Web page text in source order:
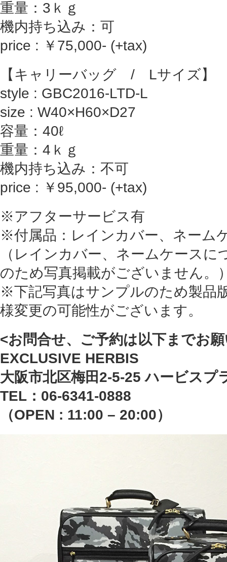
重量：3ｋｇ
機内持ち込み：可
price : ￥75,000- (+tax)
【キャリーバッグ / Lサイズ】
style : GBC2016-LTD-L
size : W40×H60×D27
容量：40ℓ
重量：4ｋｇ
機内持ち込み：不可
price : ￥95,000- (+tax)
※アフターサービス有
※付属品：レインカバー、ネーム
（レインカバー、ネームケースに
のため写真掲載がございません。
※下記写真はサンプルのため製品
様変更の可能性がございます。
<お問合せ、ご予約は以下までお
EXCLUSIVE HERBIS
大阪市北区梅田2-5-25 ハービスプ
TEL：06-6341-0888
（OPEN : 11:00 – 20:00）